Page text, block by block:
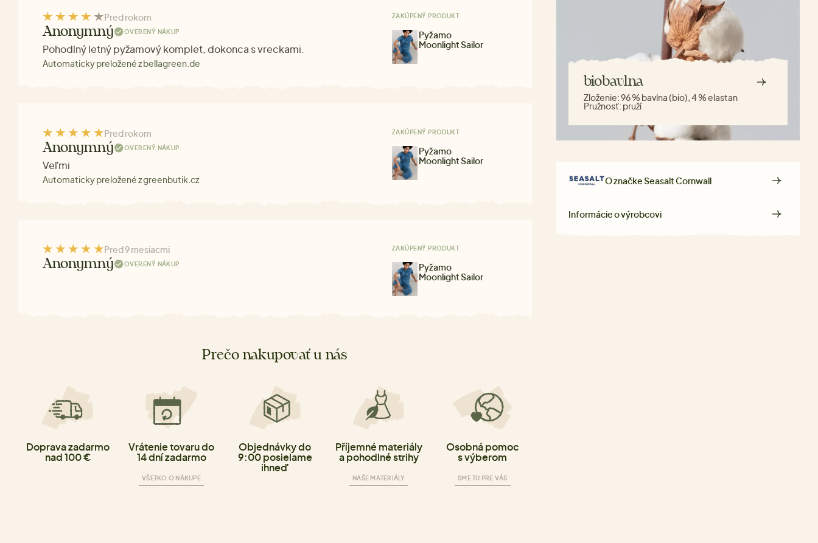
Pred rokom
Anonymný OVERENÝ NÁKUP
Pohodlný letný pyžamový komplet, dokonca s vreckami.
Automaticky preložené z bellagreen.de
ZAKÚPENÝ PRODUKT
Pyžamo
Moonlight Sailor
Pred rokom
Anonymný OVERENÝ NÁKUP
Veľmi
Automaticky preložené z greenbutik.cz
ZAKÚPENÝ PRODUKT
Pyžamo
Moonlight Sailor
Pred 9 mesiacmi
Anonymný OVERENÝ NÁKUP
ZAKÚPENÝ PRODUKT
Pyžamo
Moonlight Sailor
Prečo nakupovať u nás
Doprava zadarmo
nad 100 €
Vrátenie tovaru do
14 dní zadarmo
VŠETKO O NÁKUPE
Objednávky do
9:00 posielame
ihneď
Příjemné materiály
a pohodlné strihy
NAŠE MATERIÁLY
Osobná pomoc
s výberom
SME TU PRE VÁS
biobavlna
Zloženie:96 % bavlna (bio), 4 % elastan
Pružnosť: pruží
O značkeSeasalt Cornwall
Informácie o výrobcovi